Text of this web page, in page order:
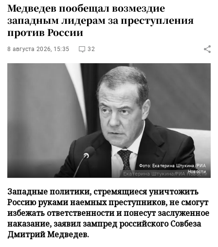
Медведев пообещал возмездие
западным лидерам за преступления
против России
8 августа 2026, 15:35 32
Фото: Екатерина Штукина/РИА
Новости
Западные политики, стремящиеся уничтожить
Россию руками наемных преступников, не смогут
избежать ответственности и понесут заслуженное
наказание, заявил зампред российского Совбеза
Дмитрий Медведев.